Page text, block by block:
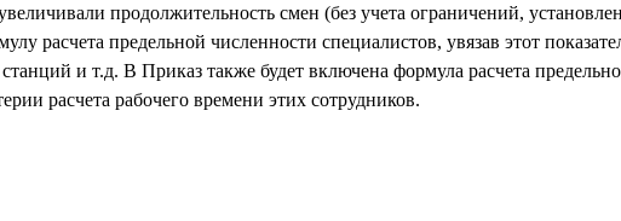
продолжительность смен (без учета ограничений,
расчета предельной численности специалистов, увязав этот
и т.д. В Приказ также будет включена формула расчета
расчета рабочего времени этих сотрудников.